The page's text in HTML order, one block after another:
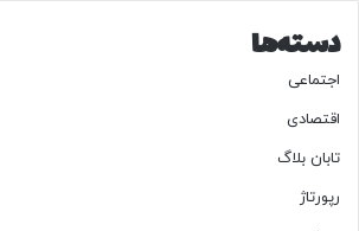
دسته‌ها
اجتماعی
اقتصادی
تابان بلاگ
رپورتاژ